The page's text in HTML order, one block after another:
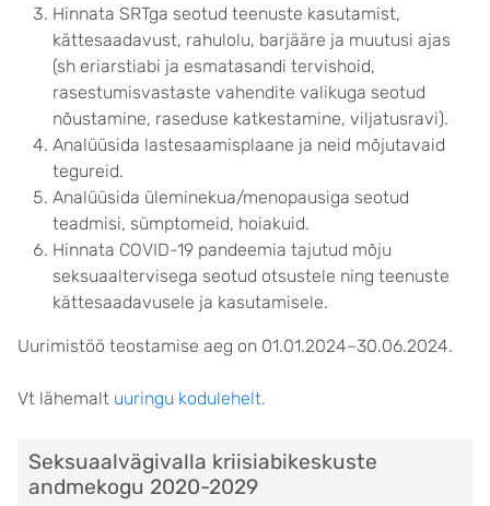
Hinnata SRTga seotud teenuste kasutamist,
kättesaadavust, rahulolu, barjääre ja muutusi ajas
(sh eriarstiabi ja esmatasandi tervishoid,
rasestumisvastaste vahendite valikuga seotud
nõustamine, raseduse katkestamine, viljatusravi).
Analüüsida lastesaamisplaane ja neid mõjutavaid
tegureid.
Analüüsida üleminekua/menopausiga seotud
teadmisi, sümptomeid, hoiakuid.
Hinnata COVID-19 pandeemia tajutud mõju
seksuaaltervisega seotud otsustele ning teenuste
kättesaadavusele ja kasutamisele.
Uurimistöö teostamise aeg on 01.01.2024–30.06.2024.
Vt lähemalt uuringu kodulehelt.
Seksuaalvägivalla kriisiabikeskuste
andmekogu 2020-2029